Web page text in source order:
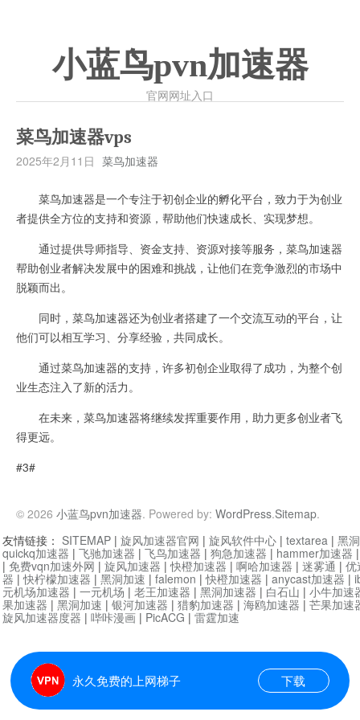
小蓝鸟pvn加速器
官网网址入口
菜鸟加速器vps
2025年2月11日 菜鸟加速器
菜鸟加速器是一个专注于初创企业的孵化平台，致力于为创业
者提供全方位的支持和资源，帮助他们快速成长、实现梦想。
通过提供导师指导、资金支持、资源对接等服务，菜鸟加速器
帮助创业者解决发展中的困难和挑战，让他们在竞争激烈的市场中
脱颖而出。
同时，菜鸟加速器还为创业者搭建了一个交流互动的平台，让
他们可以相互学习、分享经验，共同成长。
通过菜鸟加速器的支持，许多初创企业取得了成功，为整个创
业生态注入了新的活力。
在未来，菜鸟加速器将继续发挥重要作用，助力更多创业者飞
得更远。
#3#
© 2026 小蓝鸟pvn加速器. Powered by: WordPress.Sitemap.
永久免费的上网梯子 下载
友情链接： SITEMAP | 旋风加速器官网 | 旋风软件中心 | textarea | 黑
quickq加速器 | 飞驰加速器 | 飞鸟加速器 | 狗急加速器 | hammer加速器
| 免费vqn加速外网 | 旋风加速器 |快橙加速器 | 啊哈加速器 | 迷雾通 | 优
器 |快柠檬加速器 | 黑洞加速 | falemon |快橙加速器 | anycast加速器 |
元机场加速器 | 一元机场 | 老王加速器 | 黑洞加速器 | 白石山 | 小牛加速
果加速器 | 黑洞加速 | 银河加速器 | 猎豹加速器 | 海鸥加速器 | 芒果加速
旋风加速器度器 | 哔咔漫画 | PicACG | 雷霆加速